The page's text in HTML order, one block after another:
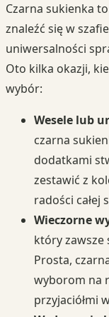
Czarna sukienka
znaleźć się w
uniwersalności
Oto kilka okazji,
wybór:
Wesele lub
czarna
dodatkami
zestawić z
radości całej
Wieczorne
który zawsze
Prosta,
wyborom na
przyjaciółmi